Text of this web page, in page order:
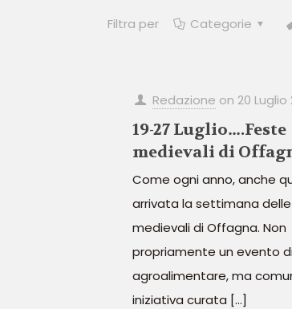
Filtra per Categorie
Redazione on 20 Luglio
19-27 Luglio….Feste
medievali di
Come ogni anno, anche
arrivata la settimana
medievali di Offagna. Non
propriamente un evento
agroalimentare, ma
iniziativa curata […]